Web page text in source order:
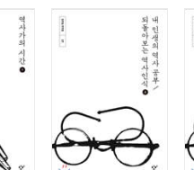
푯말이 꽂힌 대학
학’ 상지대학교
영에서 개선되어야 할 점들
고 싶은 이야기들 1
두 조선인 교수 이야기
기영씨가 월북한 이야기